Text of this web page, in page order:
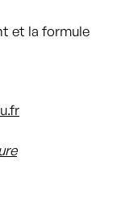
et la formule